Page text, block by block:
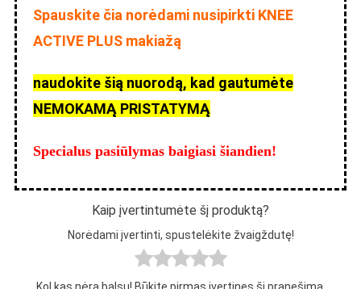
Spauskite čia norėdami nusipirkti KNEE
ACTIVE PLUS makiažą
naudokite šią nuorodą, kad gautumėte
NEMOKAMĄ PRISTATYMĄ
Specialus pasiūlymas baigiasi šiandien!
Kaip įvertintumėte šį produktą?
Norėdami įvertinti, spustelėkite žvaigždutę!
Kol kas nėra balsų! Būkite pirmas įvertinęs šį pranešimą.